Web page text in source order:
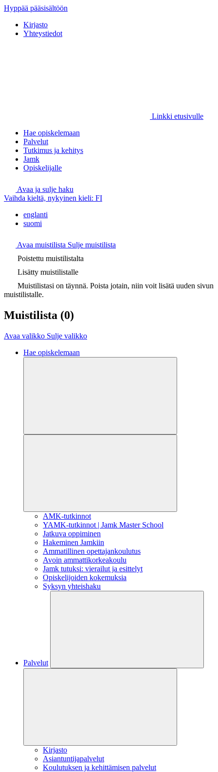
Hyppää pääsisältöön
Kirjasto
Yhteystiedot
Linkki etusivulle
Hae opiskelemaan
Palvelut
Tutkimus ja kehitys
Jamk
Opiskelijalle
Avaa ja sulje haku
Vaihda kieltä, nykyinen kieli: FI
englanti
suomi
Avaa muistilista Sulje muistilista
Poistettu muistilistalta
Lisätty muistilistalle
Muistilistasi on täynnä. Poista jotain, niin voit lisätä uuden sivun
muistilistalle.
Muistilista (0)
Avaa valikko Sulje valikko
Hae opiskelemaan
AMK-tutkinnot
YAMK-tutkinnot | Jamk Master School
Jatkuva oppiminen
Hakeminen Jamkiin
Ammatillinen opettajankoulutus
Avoin ammattikorkeakoulu
Jamk tutuksi: vierailut ja esittelyt
Opiskelijoiden kokemuksia
Syksyn yhteishaku
Palvelut
Kirjasto
Asiantuntijapalvelut
Koulutuksen ja kehittämisen palvelut